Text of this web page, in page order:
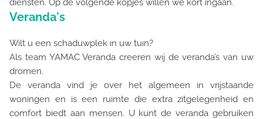
diensten. Op de volgende kopjes willen we kort ingaan.
Veranda's
Wılt u een schaduwplek ın uw tuın?
Als team YAMAC Veranda creeren wıj de veranda’s van uw
dromen.
De veranda vind je over het algemeen in vrijstaande
woningen en is een ruimte die extra zitgelegenheid en
comfort biedt aan mensen. U kunt de veranda gebruiken